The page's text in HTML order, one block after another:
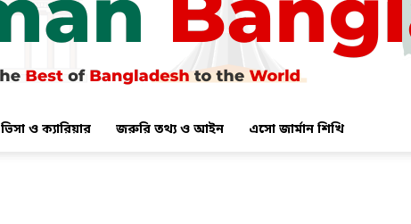
ভিসা ও ক্যারিয়ার জরুরি তথ্য ও আইন এসো জার্মান শিখি